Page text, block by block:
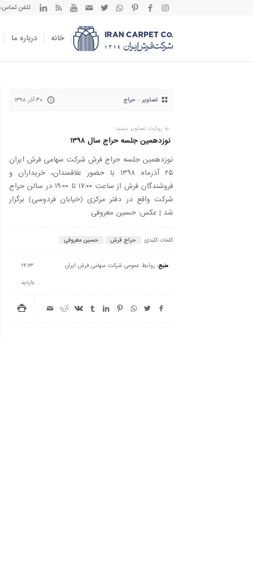
تلفن تماس: 02154637 | [calender-event]
خانه درباره ما
تصاویر - حراج ۳۰ آذر ۱۳۹۸
به روایت تصاویر ببینید
نوزدهمین جلسه حراج سال ۱۳۹۸
نوزدهمین جلسه حراج فرش شرکت سهامی فرش ایران
۲۵ آذرماه ۱۳۹۸ با حضور علاقمندان، خریداران و
فروشندگان فرش از ساعت ۱۷:۰۰ تا ۱۹:۰۰ در سالن حراج
شرکت واقع در دفتر مرکزی (خیابان فردوسی) برگزار
شد | عکس: حسین معروفی
کلمات کلیدی: حراج فرش حسین معروفی
منبع: روابط عمومی شرکت سهامی فرش ایران 2473
بازدید